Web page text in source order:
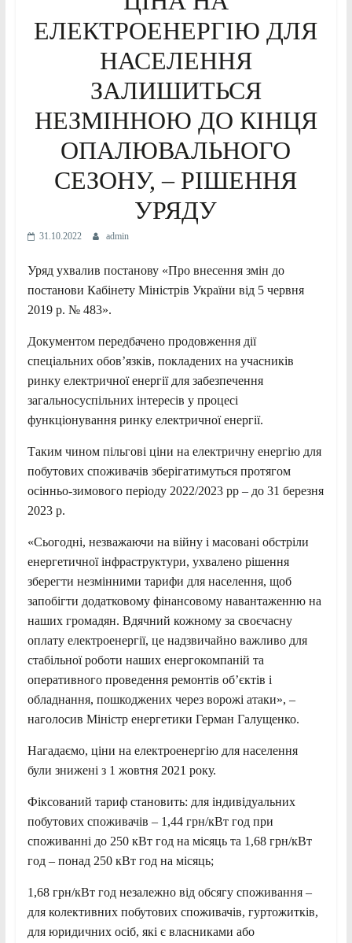
ЕЛЕКТРОЕНЕРГІЮ ДЛЯ
НАСЕЛЕННЯ
ЗАЛИШИТЬСЯ
НЕЗМІННОЮ ДО КІНЦЯ
ОПАЛЮВАЛЬНОГО
СЕЗОНУ, – РІШЕННЯ
УРЯДУ
31.10.2022 admin
Уряд ухвалив постанову «Про внесення змін до
постанови Кабінету Міністрів України від 5 червня
2019 р. № 483».
Документом передбачено продовження дії
спеціальних обов’язків, покладених на учасників
ринку електричної енергії для забезпечення
загальносуспільних інтересів у процесі
функціонування ринку електричної енергії.
Таким чином пільгові ціни на електричну енергію для
побутових споживачів зберігатимуться протягом
осінньо-зимового періоду 2022/2023 рр – до 31 березня
2023 р.
«Сьогодні, незважаючи на війну і масовані обстріли
енергетичної інфраструктури, ухвалено рішення
зберегти незмінними тарифи для населення, щоб
запобігти додатковому фінансовому навантаженню на
наших громадян. Вдячний кожному за своєчасну
оплату електроенергії, це надзвичайно важливо для
стабільної роботи наших енергокомпаній та
оперативного проведення ремонтів об’єктів і
обладнання, пошкоджених через ворожі атаки», –
наголосив Міністр енергетики Герман Галущенко.
Нагадаємо, ціни на електроенергію для населення
були знижені з 1 жовтня 2021 року.
Фіксований тариф становить: для індивідуальних
побутових споживачів – 1,44 грн/кВт год при
споживанні до 250 кВт год на місяць та 1,68 грн/кВт
год – понад 250 кВт год на місяць;
1,68 грн/кВт год незалежно від обсягу споживання –
для колективних побутових споживачів, гуртожитків,
для юридичних осіб, які є власниками або